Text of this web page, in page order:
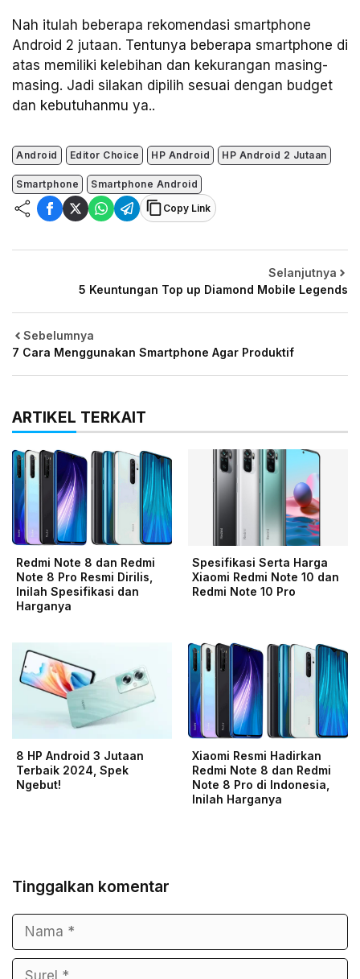
Nah itulah beberapa rekomendasi smartphone
Android 2 jutaan. Tentunya beberapa smartphone di
atas memiliki kelebihan dan kekurangan masing-
masing. Jadi silakan dipilih sesuai dengan budget
dan kebutuhanmu ya..
Android Editor Choice HP Android HP Android 2 Jutaan
Smartphone
Smartphone Android
Copy Link
Sebelumnya
7 Cara Menggunakan Smartphone Agar Produktif
Selanjutnya
5 Keuntungan Top up Diamond Mobile Legends
ARTIKEL TERKAIT
Redmi Note 8 dan Redmi
Note 8 Pro Resmi Dirilis,
Inilah Spesifikasi dan
Harganya
Spesifikasi Serta Harga
Xiaomi Redmi Note 10 dan
Redmi Note 10 Pro
8 HP Android 3 Jutaan
Terbaik 2024, Spek
Ngebut!
Xiaomi Resmi Hadirkan
Redmi Note 8 dan Redmi
Note 8 Pro di Indonesia,
Inilah Harganya
Tinggalkan komentar
Nama
Surel